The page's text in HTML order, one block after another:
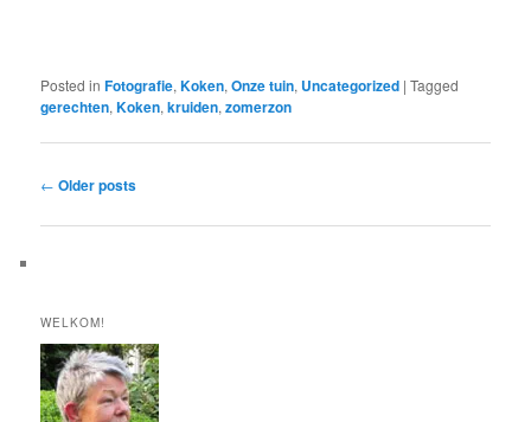
Posted in Fotografie,Koken,Onze tuin, Uncategorized |Tagged
gerechten,Koken,kruiden,zomerzon
Post
← Older posts
WELKOM!